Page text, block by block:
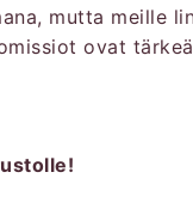
mutta meille
ovat